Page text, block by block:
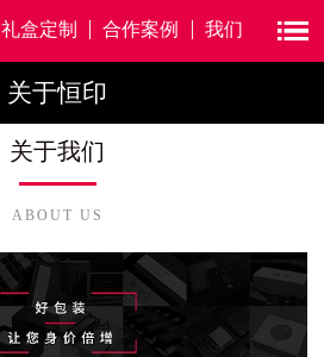
礼盒定制 合作案例 我们
关于恒印
关于我们
ABOUT US